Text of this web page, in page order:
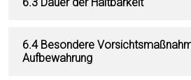
6.4 Besondere
Aufbewahrung